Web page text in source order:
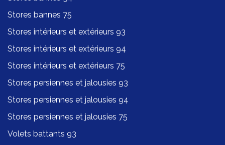
Stores bannes 75
Stores intérieurs et extérieurs 93
Stores intérieurs et extérieurs 94
Stores intérieurs et extérieurs 75
Stores persiennes et jalousies 93
Stores persiennes et jalousies 94
Stores persiennes et jalousies 75
Volets battants 93